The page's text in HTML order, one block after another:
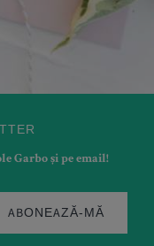
Garbo și pe email!
ABONEAZĂ-MĂ